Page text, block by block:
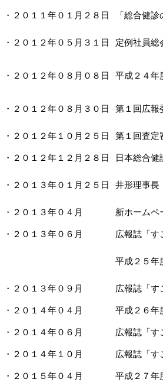
・２０１１年０１月２８日 「総合健
・２０１２年０５月３１日 定例社員総
・２０１２年０８月０８日 平成２４年
・２０１２年０８月３０日 第１回広報
・２０１２年１０月２５日 第１回査定
・２０１２年１２月２８日 日本総合健
・２０１３年０１月２５日 井形理事長
・２０１３年０４月 新ホームペ
・２０１３年０６月 広報誌「す
平成２５年
・２０１３年０９月 広報誌「す
・２０１４年０４月 平成２６年
・２０１４年０６月 広報誌「す
・２０１４年１０月 広報誌「す
・２０１５年０４月 平成２７年